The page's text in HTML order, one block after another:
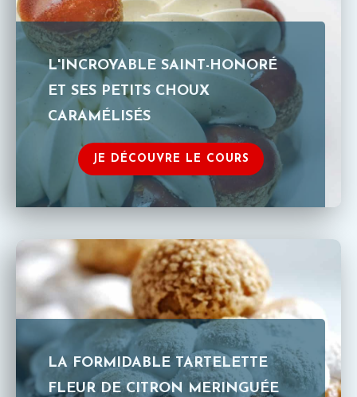
L'INCROYABLE SAINT-HONORÉ
ET SES PETITS CHOUX
CARAMÉLISÉS
JE DÉCOUVRE LE COURS
LA FORMIDABLE TARTELETTE
FLEUR DE CITRON MERINGUÉE